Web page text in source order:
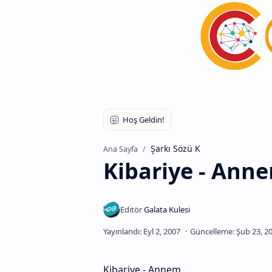
Ana Sayfa Şarkı Sözü K
Kibariye -